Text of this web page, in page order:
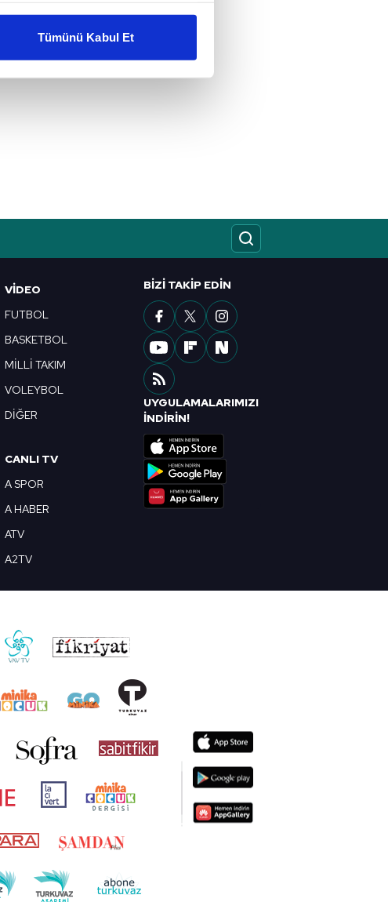
gösterilmeyecektir."
çerezler kullanılmaktadır. Bu
hizmetlerinin sunulması
ve sizlere yönelik
okumak ve sitemizde ilgili
Tümünü Kabul Et
VIDEO
FUTBOL
BASKETBOL
MİLLİ TAKIM
VOLEYBOL
DİĞER
CANLI TV
A SPOR
A HABER
ATV
A2TV
BIZI TAKIP EDIN
UYGULAMALARIMIZI
İNDİRİN!